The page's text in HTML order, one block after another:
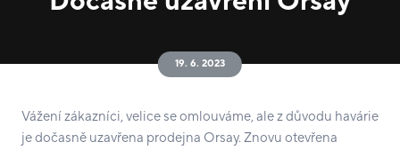
19. 6. 2023
Vážení zákazníci, velice se omlouváme, ale z důvodu havárie
je dočasně uzavřena prodejna Orsay. Znovu otevřena